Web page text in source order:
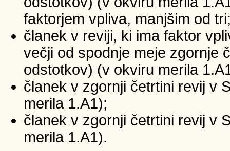
faktorjem vpliva, manjšim od
članek v reviji, ki ima faktor
večji od spodnje meje zgornje
odstotkov) (v okviru merila
članek v zgornji četrtini revij v
merila 1.A1);
članek v zgornji četrtini revij v
merila 1.A1).